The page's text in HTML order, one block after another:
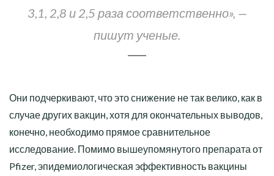
3,1, 2,8 и 2,5 раза соответственно», —
пишут ученые.
Они подчеркивают, что это снижение не так велико, как в
случае других вакцин, хотя для окончательных выводов,
конечно, необходимо прямое сравнительное
исследование. Помимо вышеупомянутого препарата от
Pfizer, эпидемиологическая эффективность вакцины